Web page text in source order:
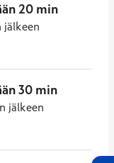
20 min
jälkeen
30 min
jälkeen